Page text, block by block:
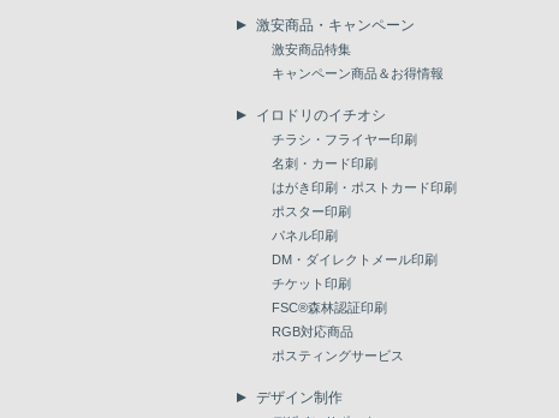
激安商品・キャンペーン
激安商品特集
キャンペーン商品＆お得情報
イロドリのイチオシ
チラシ・フライヤー印刷
名刺・カード印刷
はがき印刷・ポストカード印刷
ポスター印刷
パネル印刷
DM・ダイレクトメール印刷
チケット印刷
FSC®森林認証印刷
RGB対応商品
ポスティングサービス
デザイン制作